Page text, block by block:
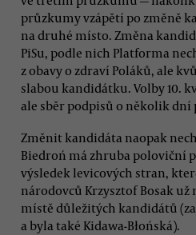
průzkumy vzápětí po změně
na druhé místo. Změna
PiSu, podle nich Platforma
z obavy o zdraví Poláků, ale
slabou kandidátku. Volby 10.
ale sběr podpisů o několik dní
Změnit kandidáta naopak
Biedroń má zhruba poloviční
výsledek levicových stran,
národovců Krzysztof Bosak
místě důležitých kandidátů
a byla také Kidawa-Błońská).